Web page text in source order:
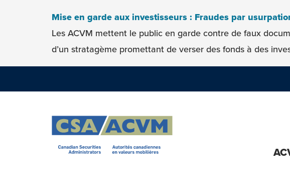
Skip to contentMise en garde aux investisseurs : Fraudes par
Les ACVM mettent le public en garde contre de faux
d’un stratagème promettant de verser des fonds à des